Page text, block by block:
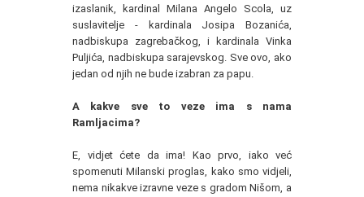
izaslanik, kardinal Milana Angelo Scola, uz
suslavitelje - kardinala Josipa Bozanića,
nadbiskupa zagrebačkog, i kardinala Vinka
Puljića, nadbiskupa sarajevskog. Sve ovo, ako
jedan od njih ne bude izabran za papu.
A kakve sve to veze ima s nama
Ramljacima?
E, vidjet ćete da ima! Kao prvo, iako već
spomenuti Milanski proglas, kako smo vidjeli,
nema nikakve izravne veze s gradom Nišom, a